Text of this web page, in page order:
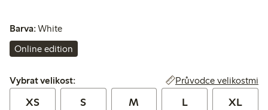
Barva:White
Online edition
Vybrat velikost:
Vybrat velikost: Průvodce velikostmi
XS S M L XL